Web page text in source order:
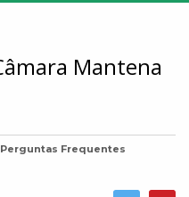
Perguntas Frequentes